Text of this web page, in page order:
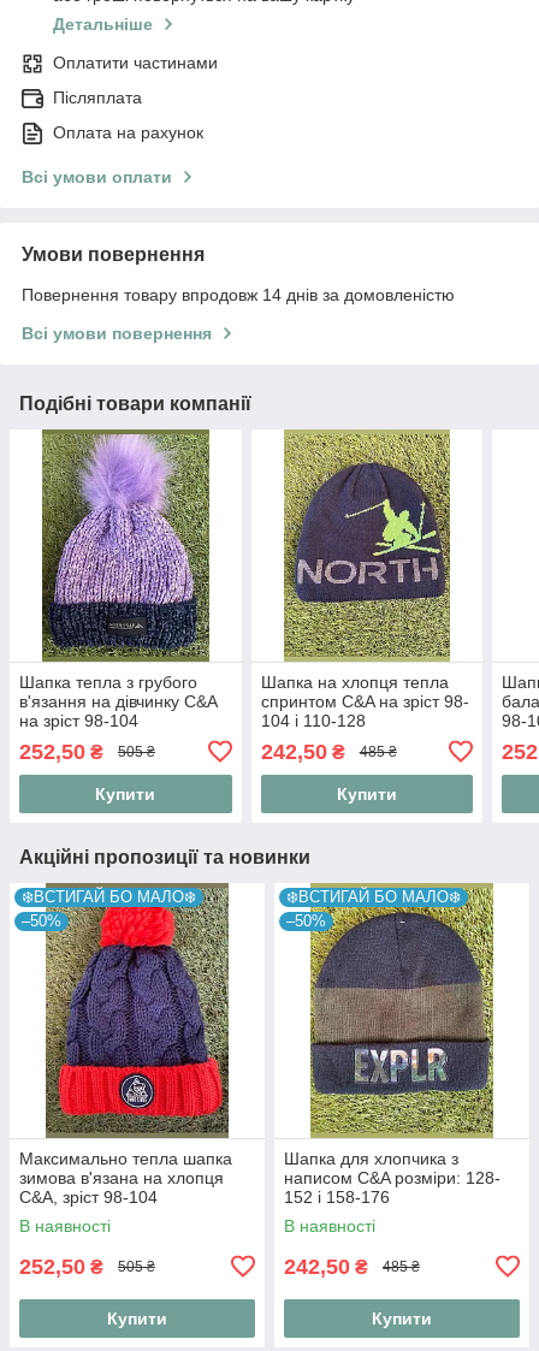
Детальніше
Оплатити частинами
Післяплата
Оплата на рахунок
Всі умови оплати
Умови повернення
Повернення товару впродовж 14 днів за домовленістю
Всі умови повернення
Подібні товари компанії
Шапка тепла з грубого
в'язання на дівчинку C&A
на зріст 98-104
252,50 ₴ 505 ₴
Купити
Шапка на хлопця тепла
спринтом C&A на зріст 98-
104 і 110-128
242,50₴ 485 ₴
Купити
98-
Акційні пропозиції та новинки
❄️ВСТИГАЙ БО МАЛО❄️
–50%
Максимально тепла шапка
зимова в'язана на хлопця
C&A, зріст 98-104
В наявності
252,50 ₴ 505 ₴
Купити
❄️ВСТИГАЙ БО МАЛО❄️
–50%
Шапка для хлопчика з
написом C&A розміри: 128-
152 і 158-176
В наявності
242,50 ₴ 485 ₴
Купити